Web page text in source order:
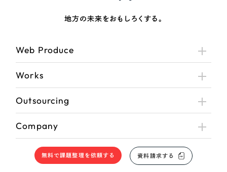
地方の未来をおもしろくする。
Web Produce
Works
Outsourcing
Company
無料で課題整理を依頼する 資料請求する